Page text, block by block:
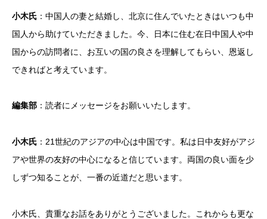
小木氏 ：中国人の妻と結婚し、北京に住んでいたときはいつも中
国人から助けていただきました。今、日本に住む在日中国人や中
国からの訪問者に、お互いの国の良さを理解してもらい、恩返し
できればと考えています。
編集部 ：読者にメッセージをお願いいたします。
小木氏 ：21世紀のアジアの中心は中国です。私は日中友好がアジ
アや世界の友好の中心になると信じています。両国の良い面を少
しずつ知ることが、一番の近道だと思います。
小木氏、貴重なお話をありがとうございました。これからも更な